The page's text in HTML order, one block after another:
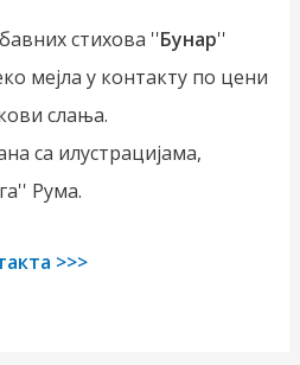
стихова ''Бунар''
мејла у контакту по цени
слања.
са илустрацијама,
Рума.
>>>